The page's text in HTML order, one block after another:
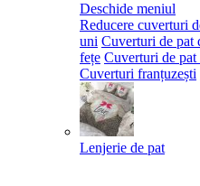
Deschide meniul
Reducere cuverturi
uni Cuverturi de pat
fețe Cuverturi de
Cuverturi franțuzești
Lenjerie de pat